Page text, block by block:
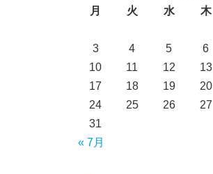
月
火 水 木
« 7月
3
4 5 6
10
11 12 13
17
18 19 20
24
25 26 27
31